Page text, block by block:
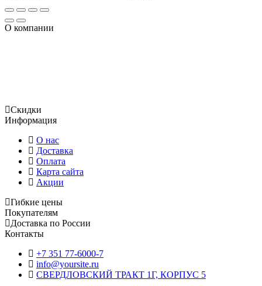
О компании
Скидки
Информация
О нас
Доставка
Оплата
Карта сайта
Акции
Гибкие цены
Покупателям
Доставка по России
Контакты
+7 351 77-6000-7
info@yoursite.ru
СВЕРДЛОВСКИЙ ТРАКТ 1Г, КОРПУС 5